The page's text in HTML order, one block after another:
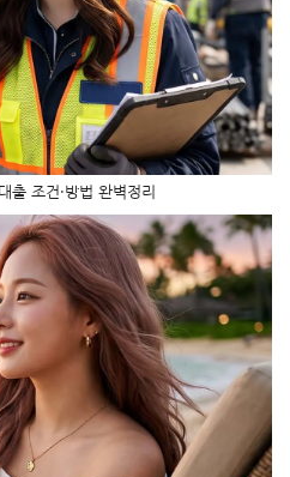
출 조건·방법 완벽정리